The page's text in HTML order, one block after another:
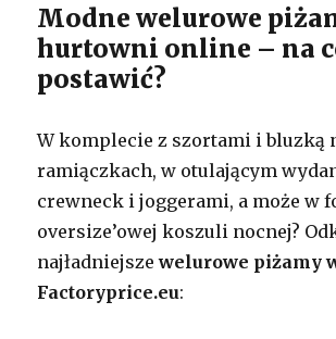
Modne welurowe
hurtowni online – na
postawić?
W komplecie z szortami i bluzką
ramiączkach, w otulającym
crewneck i joggerami, a może w
oversize’owej koszuli nocnej?
najładniejszewelurowe piżamy
Factoryprice.eu: